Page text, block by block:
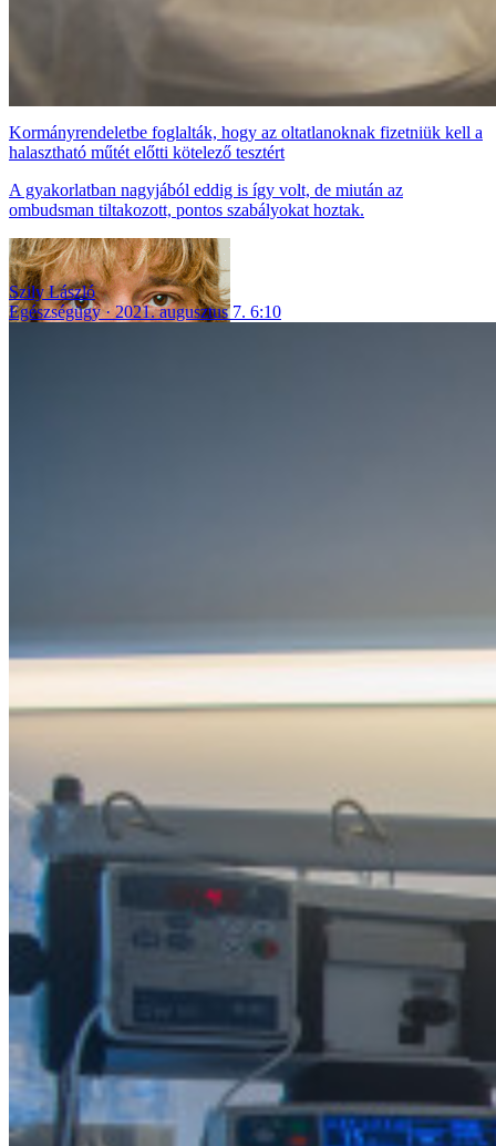
Kormányrendeletbe foglalták, hogy az oltatlanoknak fizetniük kell a
halasztható műtét előtti kötelező tesztért
A gyakorlatban nagyjából eddig is így volt, de miután az
ombudsman tiltakozott, pontos szabályokat hoztak.
Szily László
Egészségügy
2021. augusztus 7. 6:10